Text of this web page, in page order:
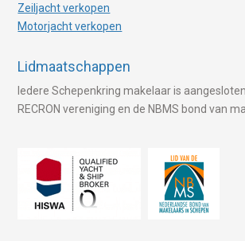
Zeiljacht verkopen
Motorjacht verkopen
Lidmaatschappen
Iedere Schepenkring makelaar is
RECRON vereniging en de NBMS bond van